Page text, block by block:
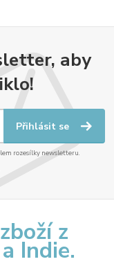
aby
Přihlásit se
rozesílky newsletteru.
z
Indie.